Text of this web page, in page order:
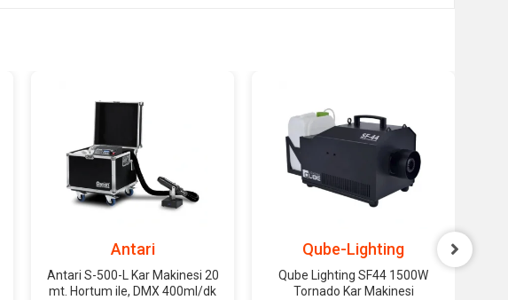
Antari
Antari S-500-L Kar Makinesi 20
mt. Hortum ile, DMX 400ml/dk
Qube-Lighting
Qube Lighting SF44 1500W
Tornado Kar Makinesi